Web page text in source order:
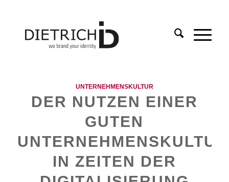
UNTERNEHMENSKULTUR
DER NUTZEN EINER
GUTEN
UNTERNEHMENSKULTUR
IN ZEITEN DER